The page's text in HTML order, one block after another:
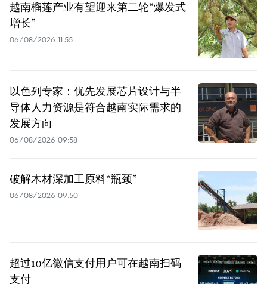
越南榴莲产业有望迎来第二轮“爆发式
增长”
06/08/2026 11:55
以色列专家：优先发展芯片设计与半
导体人力资源是符合越南实际需求的
发展方向
06/08/2026 09:58
破解木材深加工原料“瓶颈”
06/08/2026 09:50
超过10亿微信支付用户可在越南扫码
支付